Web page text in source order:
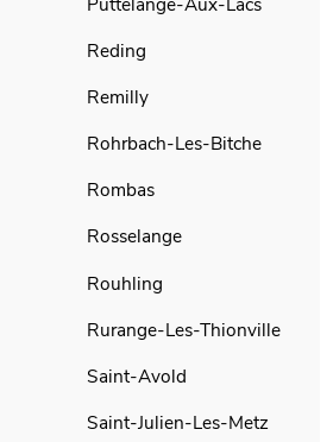
Reding
Remilly
Rohrbach-Les-Bitche
Rombas
Rosselange
Rouhling
Rurange-Les-Thionville
Saint-Avold
Saint-Julien-Les-Metz